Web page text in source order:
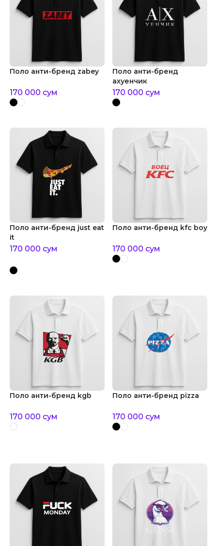
Поло анти-бренд zabey
170 000 сум
Поло анти-бренд
ахуенчик
170 000 сум
Поло анти-бренд just eat
it
170 000 сум
Поло анти-бренд kfc boy
170 000 сум
Поло анти-бренд kgb
170 000 сум
Поло анти-бренд pizza
170 000 сум